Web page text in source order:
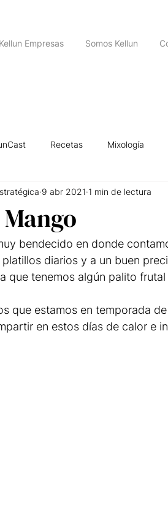
Empresas Somos Kellun
Recetas Mixología
Emocional Historias de
9 abr 2021 1 min de lectura
bendecido en donde
diarios y a un buen
que tenemos algún palito
que estamos en temporada
en estos días de calor e